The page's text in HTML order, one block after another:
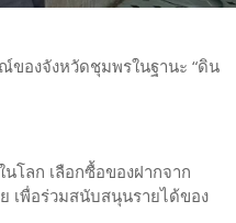
องจังหวัดชุมพรในฐานะ “ดิน
โลก เลือกซื้อของฝากจาก
พื่อร่วมสนับสนุนรายได้ของ